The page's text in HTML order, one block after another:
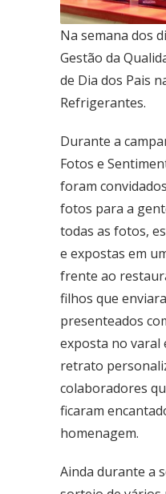
BRASAL VEÍCULOS
Volkswagen
SIA Trecho 01 Lote 555
Fone: (61) 3962-6666
QNN 30 Área Especial F
Taguatinga
Pistão Sul CSG 9
Fone: (61) 3030-6666
Taguatinga
Pistão Sul CSG 9
Ceilândia
QNN 30 Área Especial F
Fone: (61) 3035-6666
Park Sul
SGCV Sul Lote 12, Parte C, EPIA
Na semana dos
Gestão da
de Dia dos Pais
Refrigerantes.
Durante a
Fotos e
foram
fotos para a
todas as fotos,
e expostas em
frente ao
filhos que
presenteados
exposta no varal
retrato
colaboradores
ficaram
homenagem.
Ainda durante a